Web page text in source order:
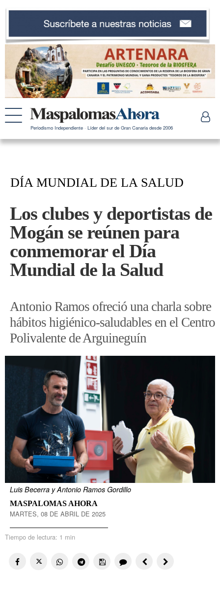
Periodismo Independiente · Líder del sur de Gran Canaria desde 2006
DÍA MUNDIAL DE LA SALUD
Los clubes y deportistas de
Mogán se reúnen para
conmemorar el Día
Mundial de la Salud
Antonio Ramos ofreció una charla sobre
hábitos higiénico-saludables en el Centro
Polivalente de Arguineguín
Luis Becerra y Antonio Ramos Gordillo
MASPALOMAS AHORA
MARTES, 08 DE ABRIL DE 2025
Tiempo de lectura: 1 min